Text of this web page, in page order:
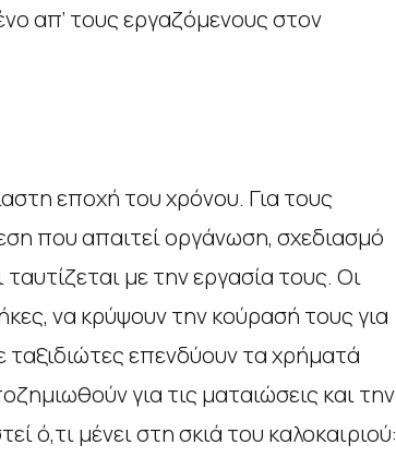
απ’ τους εργαζόμενους στον
εποχή του χρόνου. Για τους
που απαιτεί οργάνωση, σχεδιασμό
με την εργασία τους. Οι
να κρύψουν την κούρασή τους για
επενδύουν τα χρήματά
για τις ματαιώσεις και την
ό,τι μένει στη σκιά του καλοκαιριού: